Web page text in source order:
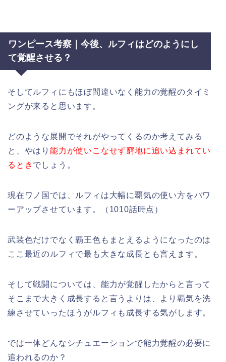
ワンピース考察｜今後、ルフィはどのようにし
て覚醒させる？
そしてルフィにもほぼ間違いなく能力の覚醒のタイミ
ングが来ると思います。
どのような展開でそれがやってくるのか考えてみる
と、やはり 能力が使いこなせず窮地に追い込まれてい
るとき でしょう。
現在ワノ国では、ルフィは大幅に覇気の使い方をパワ
ーアップさせています。（1010話時点）
武装色だけでなく覇王色もまとえるようになったのは
ここ最近のルフィで最も大きな成長とも言えます。
そして戦闘については、能力が覚醒したからと言って
そこまで大きく成長すると言うよりは、より覇気を洗
練させていったほうがルフィも成長する気がします。
では一体どんなシチュエーションで能力覚醒の必要に
追われるのか？